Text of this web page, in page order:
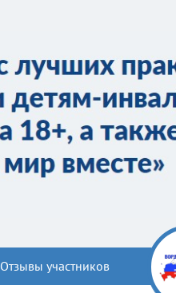
Отзывы участников